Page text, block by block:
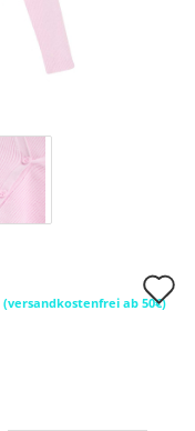
(versandkostenfrei ab 50€)